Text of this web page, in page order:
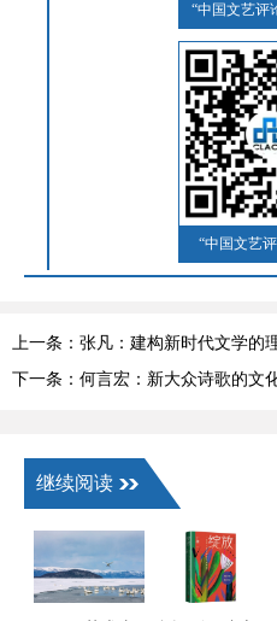
“中国文艺评
“中国文艺
上一条：张凡：建构新时代文学
典”论》
下一条：何言宏：新大众诗歌的文
继续阅读